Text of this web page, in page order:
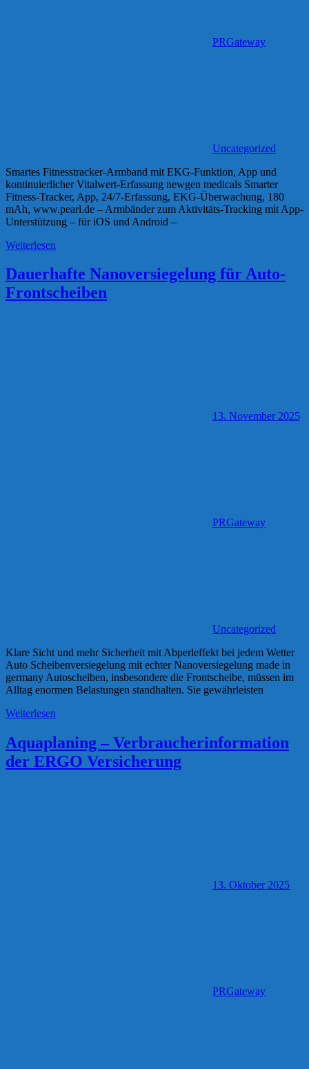
PRGateway
Uncategorized
Smartes Fitnesstracker-Armband mit EKG-Funktion, App und
kontinuierlicher Vitalwert-Erfassung newgen medicals Smarter
Fitness-Tracker, App, 24/7-Erfassung, EKG-Überwachung, 180
mAh, www.pearl.de – Armbänder zum Aktivitäts-Tracking mit App-
Unterstützung – für iOS und Android –
Weiterlesen
Dauerhafte Nanoversiegelung für Auto-
Frontscheiben
13. November 2025
PRGateway
Uncategorized
Klare Sicht und mehr Sicherheit mit Abperleffekt bei jedem Wetter
Auto Scheibenversiegelung mit echter Nanoversiegelung made in
germany Autoscheiben, insbesondere die Frontscheibe, müssen im
Alltag enormen Belastungen standhalten. Sie gewährleisten
Weiterlesen
Aquaplaning – Verbraucherinformation
der ERGO Versicherung
13. Oktober 2025
PRGateway